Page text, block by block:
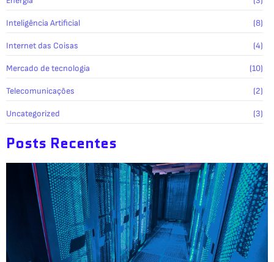
Inteligência Artificial (8)
Internet das Coisas (4)
Mercado de tecnologia (10)
Telecomunicações (2)
Uncategorized (3)
Posts Recentes